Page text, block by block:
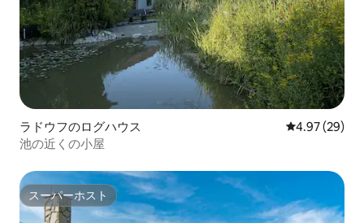
ラドウフのログハウス レビュー29
4.97 (29)
池の近くの小屋
スーパーホスト
スーパーホスト